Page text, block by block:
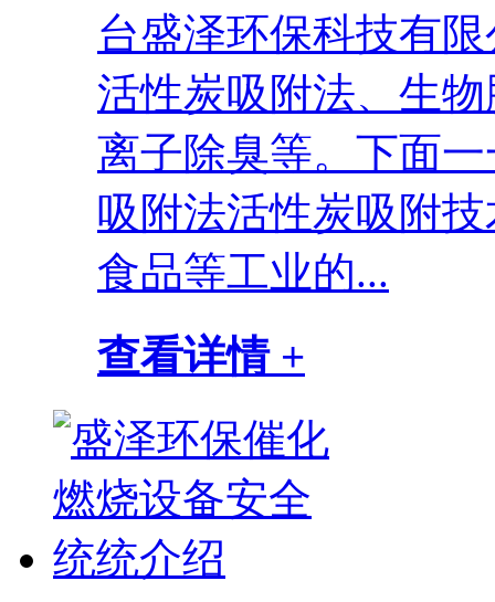
台盛泽环保科技有
活性炭吸附法、生
离子除臭等。下面
吸附法活性炭吸附
食品等工业的...
查看详情 +